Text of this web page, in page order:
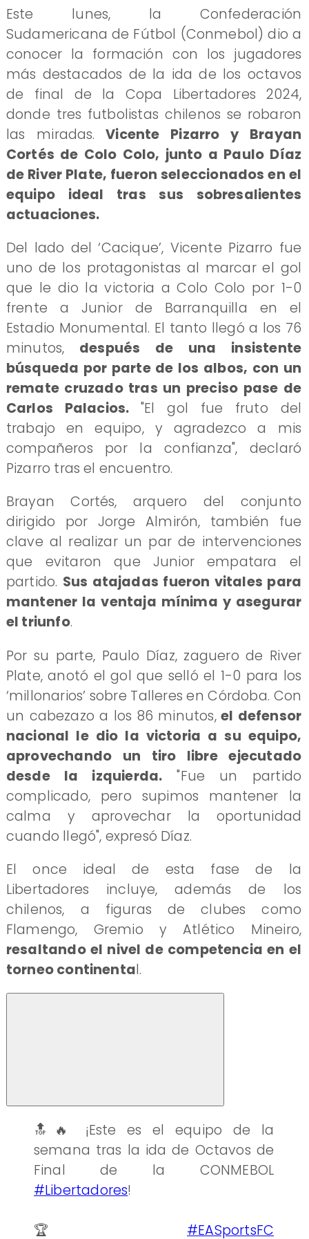
Este lunes, la Confederación
Sudamericana de Fútbol (Conmebol) dio a
conocer la formación con los jugadores
más destacados de la ida de los octavos
de final de la Copa Libertadores 2024,
donde tres futbolistas chilenos se robaron
las miradas. Vicente Pizarro y Brayan
Cortés de Colo Colo, junto a Paulo Díaz
de River Plate, fueron seleccionados en el
equipo ideal tras sus sobresalientes
actuaciones.
Del lado del ‘Cacique’, Vicente Pizarro fue
uno de los protagonistas al marcar el gol
que le dio la victoria a Colo Colo por 1-0
frente a Junior de Barranquilla en el
Estadio Monumental. El tanto llegó a los 76
minutos, después de una insistente
búsqueda por parte de los albos, con un
remate cruzado tras un preciso pase de
Carlos Palacios."El gol fue fruto del
trabajo en equipo, y agradezco a mis
compañeros por la confianza", declaró
Pizarro tras el encuentro.
Brayan Cortés, arquero del conjunto
dirigido por Jorge Almirón, también fue
clave al realizar un par de intervenciones
que evitaron que Junior empatara el
partido. Sus atajadas fueron vitales para
mantener la ventaja mínima y asegurar
el triunfo.
Por su parte, Paulo Díaz, zaguero de River
Plate, anotó el gol que selló el 1-0 para los
‘millonarios’ sobre Talleres en Córdoba. Con
un cabezazo a los 86 minutos,el defensor
nacional le dio la victoria a su equipo,
aprovechando un tiro libre ejecutado
desde la izquierda. "Fue un partido
complicado, pero supimos mantener la
calma y aprovechar la oportunidad
cuando llegó", expresó Díaz.
El once ideal de esta fase de la
Libertadores incluye, además de los
chilenos, a figuras de clubes como
Flamengo, Gremio y Atlético Mineiro,
resaltando el nivel de competencia en el
torneo continental.
🔝🔥 ¡Este es el equipo de la
semana tras la ida de Octavos de
Final de la CONMEBOL
#Libertadores!
🏆 #EASportsFC